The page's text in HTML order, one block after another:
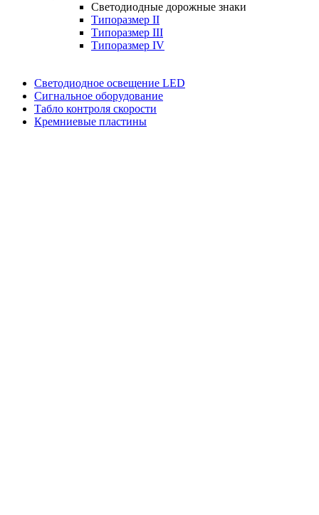
Светодиодные дорожные знаки
Типоразмер II
Типоразмер III
Типоразмер IV
Светодиодное освещение LED
Сигнальное оборудование
Табло контроля скорости
Кремниевые пластины